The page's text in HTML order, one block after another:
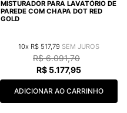
MISTURADOR PARA LAVATÓRIO DE
PAREDE COM CHAPA DOT RED
GOLD
10 R$ 517,79
R$ 6.091,70
R$ 5.177,95
ADICIONAR AO CARRINHO